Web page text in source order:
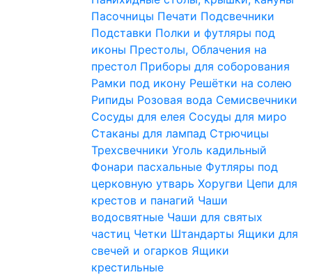
Пасочницы Печати Подсвечники
Подставки Полки и футляры под
иконы Престолы, Облачения на
престол Приборы для соборования
Рамки под икону Решётки на солею
Рипиды Розовая вода Семисвечники
Сосуды для елея Сосуды для миро
Стаканы для лампад Стрючицы
Трехсвечники Уголь кадильный
Фонари пасхальные Футляры под
церковную утварь Хоругви Цепи для
крестов и панагий Чаши
водосвятные Чаши для святых
частиц Четки Штандарты Ящики для
свечей и огарков Ящики
крестильные